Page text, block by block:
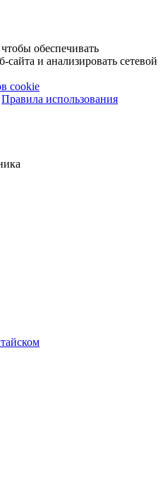
обеспечивать
и анализировать сетевой
cookie
Правила использования